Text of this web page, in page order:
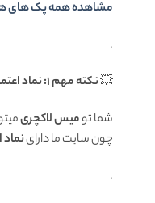
مشاهده همه پک های
.
💥نکته مهم 1: نماد اعتماد الکترونیک
شما تومیس لاکچری
چون سایت ما داراینماد
.